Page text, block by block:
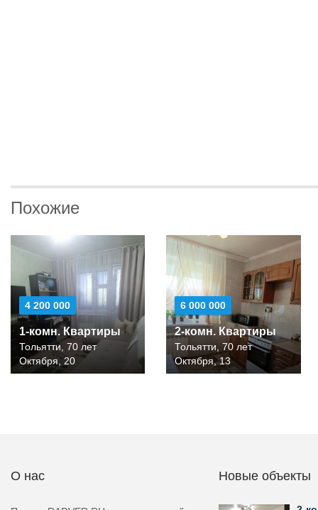
Похожие
4 200 000
1-комн. Квартиры
Тольятти, 70 лет
Октября, 20
6 000 000
2-комн. Квартиры
Тольятти, 70 лет
Октября, 13
О нас Новые объекты